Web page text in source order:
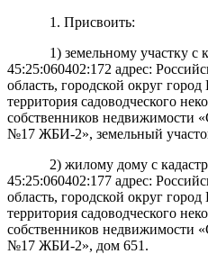
1. Присвоить:
1) земельному участку с
45:25:060402:172 адрес:
область, городской округ
территория садоводческого
собственников недвижимости
№17 ЖБИ-2», земельный
2) жилому дому с
45:25:060402:177 адрес:
область, городской округ
территория садоводческого
собственников недвижимости
№17 ЖБИ-2», дом 651.